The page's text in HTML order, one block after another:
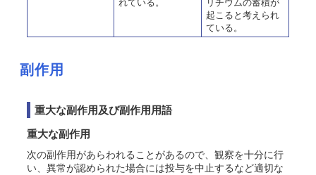
れている。
リチウムの蓄積が
起こると考えられ
ている。
副作用
重大な副作用及び副作用用語
重大な副作用
次の副作用があらわれることがあるので、観察を十分に行
い、異常が認められた場合には投与を中止するなど適切な